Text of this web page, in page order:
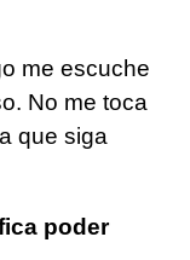
me escuche
No me toca
que siga
poder